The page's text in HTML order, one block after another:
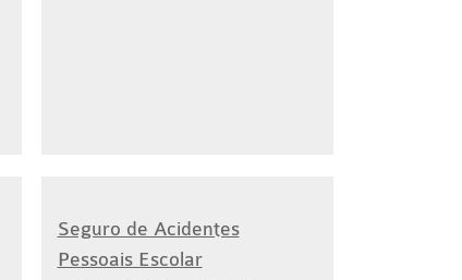
Seguro de Acidentes
Pessoais Escolar